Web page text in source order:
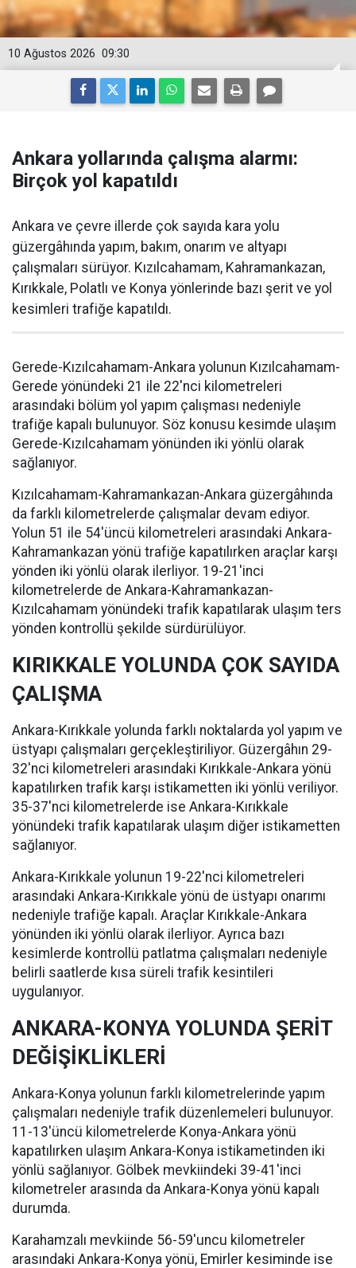
09:30
10 Ağustos 2026
Ankara yollarında çalışma alarmı:
Birçok yol kapatıldı
Ankara ve çevre illerde çok sayıda kara yolu
güzergâhında yapım, bakım, onarım ve altyapı
çalışmaları sürüyor. Kızılcahamam, Kahramankazan,
Kırıkkale, Polatlı ve Konya yönlerinde bazı şerit ve yol
kesimleri trafiğe kapatıldı.
Gerede-Kızılcahamam-Ankara yolunun Kızılcahamam-
Gerede yönündeki 21 ile 22'nci kilometreleri
arasındaki bölüm yol yapım çalışması nedeniyle
trafiğe kapalı bulunuyor. Söz konusu kesimde ulaşım
Gerede-Kızılcahamam yönünden iki yönlü olarak
sağlanıyor.
Kızılcahamam-Kahramankazan-Ankara güzergâhında
da farklı kilometrelerde çalışmalar devam ediyor.
Yolun 51 ile 54'üncü kilometreleri arasındaki Ankara-
Kahramankazan yönü trafiğe kapatılırken araçlar karşı
yönden iki yönlü olarak ilerliyor. 19-21'inci
kilometrelerde de Ankara-Kahramankazan-
Kızılcahamam yönündeki trafik kapatılarak ulaşım ters
yönden kontrollü şekilde sürdürülüyor.
KIRIKKALE YOLUNDA ÇOK SAYIDA
ÇALIŞMA
Ankara-Kırıkkale yolunda farklı noktalarda yol yapım ve
üstyapı çalışmaları gerçekleştiriliyor. Güzergâhın 29-
32'nci kilometreleri arasındaki Kırıkkale-Ankara yönü
kapatılırken trafik karşı istikametten iki yönlü veriliyor.
35-37'nci kilometrelerde ise Ankara-Kırıkkale
yönündeki trafik kapatılarak ulaşım diğer istikametten
sağlanıyor.
Ankara-Kırıkkale yolunun 19-22'nci kilometreleri
arasındaki Ankara-Kırıkkale yönü de üstyapı onarımı
nedeniyle trafiğe kapalı. Araçlar Kırıkkale-Ankara
yönünden iki yönlü olarak ilerliyor. Ayrıca bazı
kesimlerde kontrollü patlatma çalışmaları nedeniyle
belirli saatlerde kısa süreli trafik kesintileri
uygulanıyor.
ANKARA-KONYA YOLUNDA ŞERİT
DEĞİŞİKLİKLERİ
Ankara-Konya yolunun farklı kilometrelerinde yapım
çalışmaları nedeniyle trafik düzenlemeleri bulunuyor.
11-13'üncü kilometrelerde Konya-Ankara yönü
kapatılırken ulaşım Ankara-Konya istikametinden iki
yönlü sağlanıyor. Gölbek mevkiindeki 39-41'inci
kilometreler arasında da Ankara-Konya yönü kapalı
durumda.
Karahamzalı mevkiinde 56-59'uncu kilometreler
arasındaki Ankara-Konya yönü, Emirler kesiminde ise